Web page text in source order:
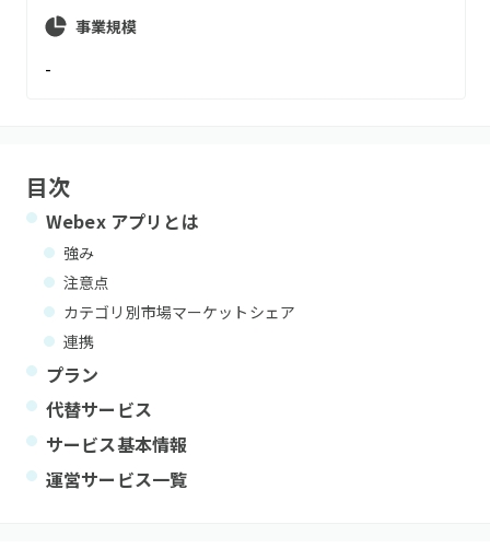
事業規模
-
目次
Webex アプリ とは
強み
注意点
カテゴリ別市場マーケットシェア
連携
プラン
代替サービス
サービス基本情報
運営サービス一覧